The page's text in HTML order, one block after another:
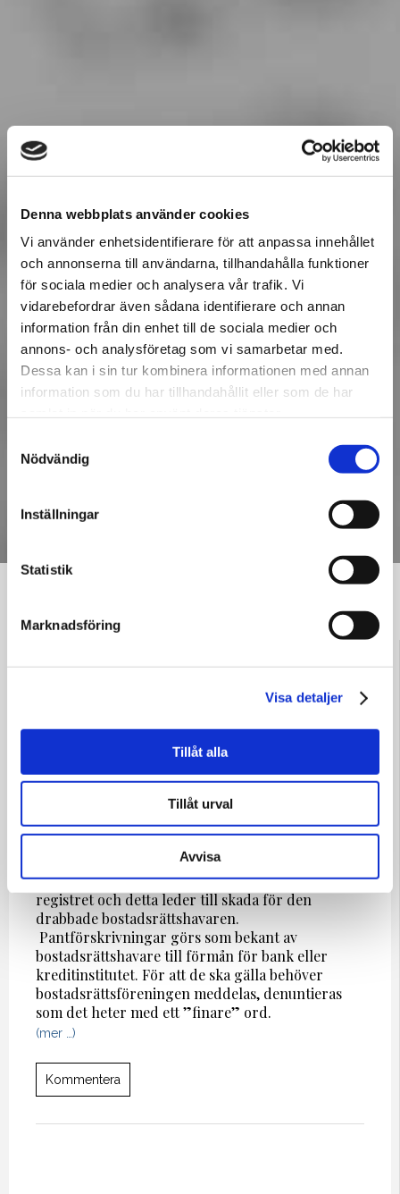
Denna webbplats använder cookies
Vi använder enhetsidentifierare för att anpassa innehållet
och annonserna till användarna, tillhandahålla funktioner
för sociala medier och analysera vår trafik. Vi
vidarebefordrar även sådana identifierare och annan
information från din enhet till de sociala medier och
annons- och analysföretag som vi samarbetar med.
Dessa kan i sin tur kombinera informationen med annan
information som du har tillhandahållit eller som de har
Nödvändig
Inställningar
Statistik
Marknadsföring
Visa detaljer
Tillåt alla
Tillåt urval
Avvisa
börda minskar 2027?
En bostadsrättsförening kan enligt en dom från
den inte sköter lägenhetsförteckningen korrekt
och tillser att pantförskrivningar noteras i
registret och detta leder till skada för den
drabbade bostadsrättshavaren.
Pantförskrivningar görs som bekant av
bostadsrättshavare till förmån för bank eller
kreditinstitutet. För att de ska gälla behöver
bostadsrättsföreningen meddelas, denuntieras
som det heter med ett ”finare” ord.
(mer …)
Kommentera